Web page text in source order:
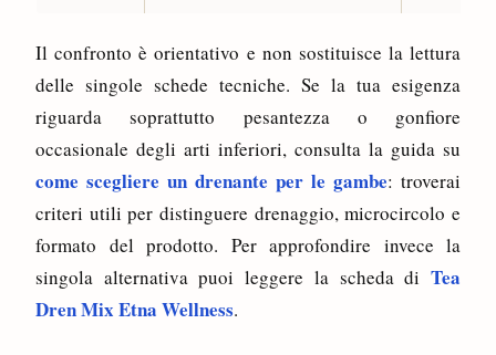
Il confronto è orientativo e non sostituisce la lettura
delle singole schede tecniche. Se la tua esigenza
riguarda soprattutto pesantezza o gonfiore
occasionale degli arti inferiori, consulta la guida su
come scegliere un drenante per le gambe: troverai
criteri utili per distinguere drenaggio, microcircolo e
formato del prodotto. Per approfondire invece la
singola alternativa puoi leggere la scheda di Tea
Dren Mix Etna Wellness.